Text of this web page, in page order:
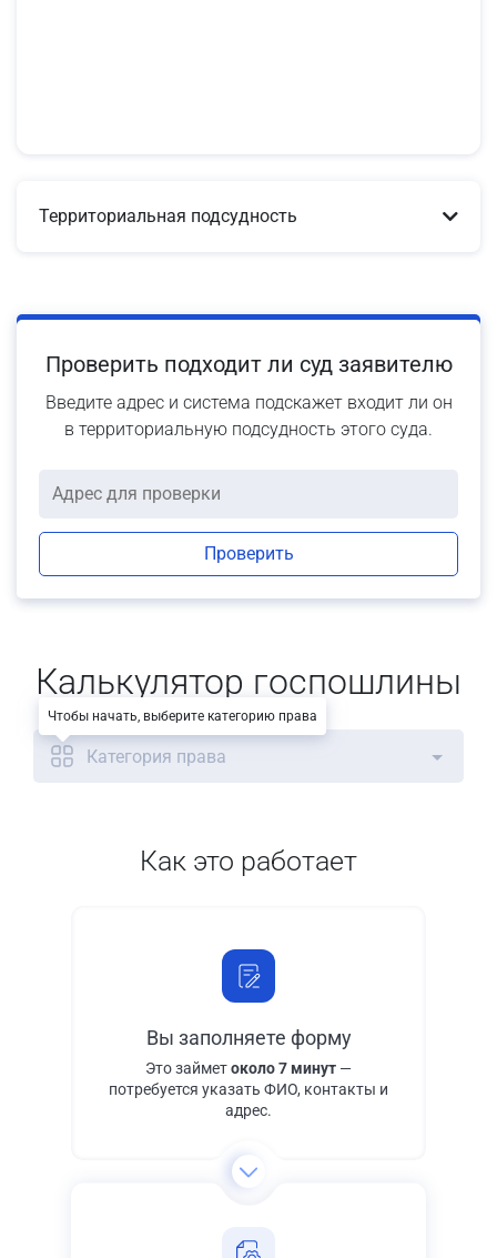
Территориальная подсудность
Проверить подходит ли суд заявителю
Введите адрес и система подскажет входит ли он
в территориальную подсудность этого суда.
Проверить
Калькулятор госпошлины
Категория права
Как это работает
Вы заполняете форму
Это займетоколо 7 минут —
потребуется указать ФИО, контакты и
адрес.
Чтобы начать, выберите категорию права